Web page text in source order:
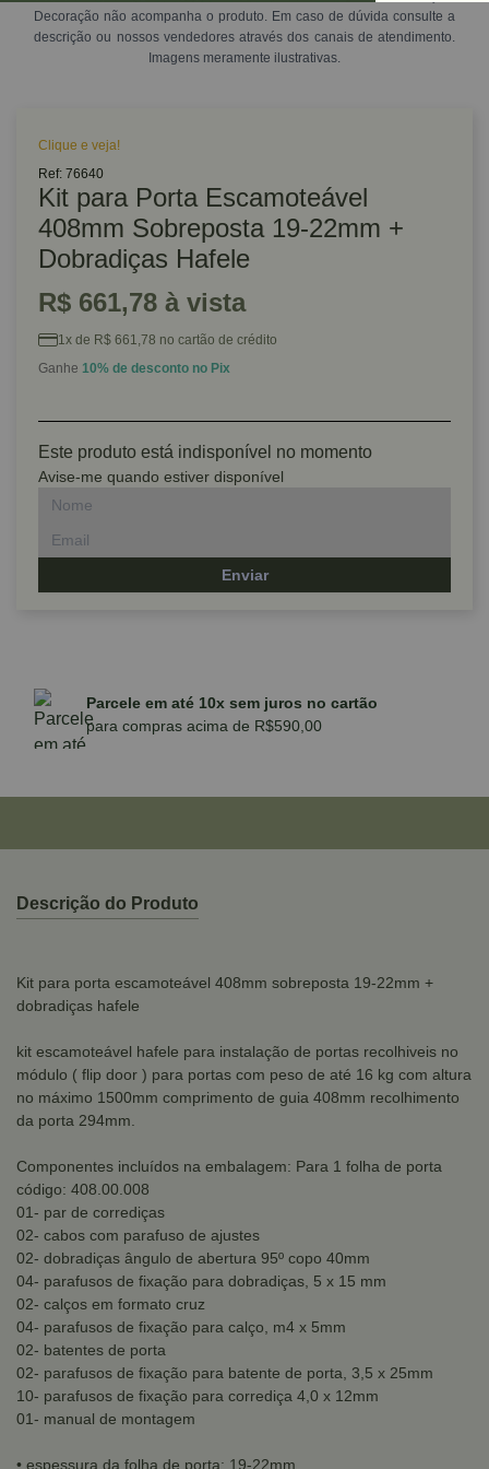
Decoração não acompanha o produto. Em caso de dúvida consulte a
descrição ou nossos vendedores através dos canais de atendimento.
Imagens meramente ilustrativas.
Clique e veja!
Ref: 76640
Kit para Porta Escamoteável
408mm Sobreposta 19-22mm +
Dobradiças Hafele
R$ 661,78 à vista
1x de R$ 661,78 no cartão de crédito
Ganhe 10% de desconto no Pix
Este produto está indisponível no momento
Avise-me quando estiver disponível
Enviar
Parcele em até 10x sem juros no cartão
para compras acima de R$590,00
Descrição do Produto
Kit para porta escamoteável 408mm sobreposta 19-22mm +
dobradiças hafele
kit escamoteável hafele para instalação de portas recolhiveis no
módulo ( flip door ) para portas com peso de até 16 kg com altura
no máximo 1500mm comprimento de guia 408mm recolhimento
da porta 294mm.
Componentes incluídos na embalagem: Para 1 folha de porta
código: 408.00.008
01- par de corrediças
02- cabos com parafuso de ajustes
02- dobradiças ângulo de abertura 95º copo 40mm
04- parafusos de fixação para dobradiças, 5 x 15 mm
02- calços em formato cruz
04- parafusos de fixação para calço, m4 x 5mm
02- batentes de porta
02- parafusos de fixação para batente de porta, 3,5 x 25mm
10- parafusos de fixação para corrediça 4,0 x 12mm
01- manual de montagem
• espessura da folha de porta: 19-22mm